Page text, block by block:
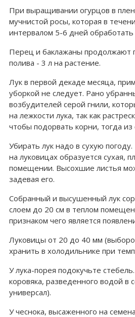
При выращивании огурцов в
мучнистой росы, которая в
интервалом 5-6 дней обработать
Перец и баклажаны продолжают
полива - 3 л на растение.
Лук в первой декаде месяца,
уборкой не следует. Рано
возбудителей серой гнили,
на лежкости лука, так как
чтобы подорвать корни, тогда
Убирать лук надо в сухую
на луковицах образуется
помещении. Высохшие листья
задевая его.
Собранный и высушенный лук
слоем до 20 см в теплом
признаком чего является
Луковицы от 20 до 40 мм
хранить в холодильнике при
У лука-порея подокучьте
коровяка, разведенного водой
универсал).
У чеснока, высаженного на